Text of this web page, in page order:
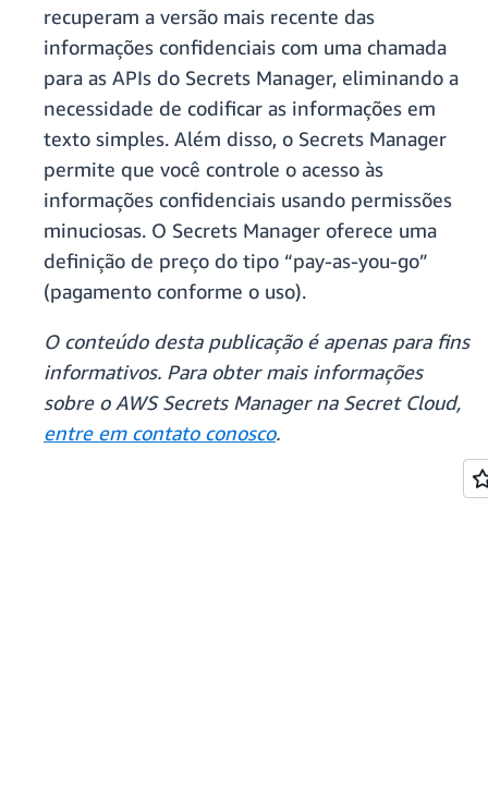
recuperam a versão mais recente das
informações confidenciais com uma chamada
para as APIs do Secrets Manager, eliminando a
necessidade de codificar as informações em
texto simples. Além disso, o Secrets Manager
permite que você controle o acesso às
informações confidenciais usando permissões
minuciosas. O Secrets Manager oferece uma
definição de preço do tipo “pay-as-you-go”
(pagamento conforme o uso).
O conteúdo desta publicação é apenas para fins
informativos. Para obter mais informações
sobre o AWS Secrets Manager na Secret Cloud,
entre em contato conosco.